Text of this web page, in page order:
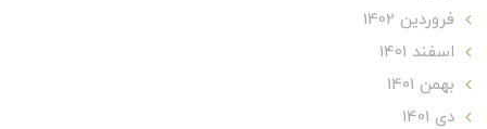
فروردین 1402
اسفند 1401
بهمن 1401
دی 1401